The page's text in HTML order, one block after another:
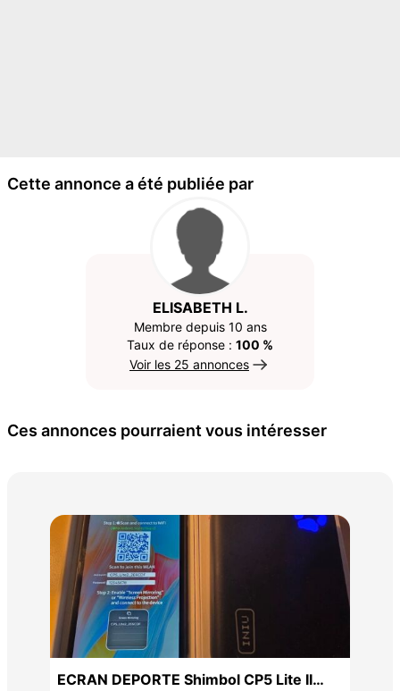
Cette annonce a été publiée par
ELISABETH L.
Membre depuis 10 ans
Taux de réponse : 100 %
Voir les 25 annonces
Ces annonces pourraient vous intéresser
ECRAN DEPORTE Shimbol CP5 Lite II